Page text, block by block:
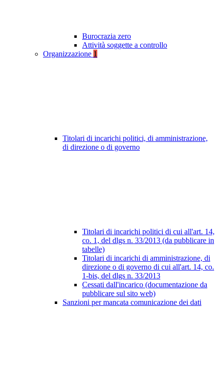
Burocrazia zero
Attività soggette a controllo
Organizzazione 1
Titolari di incarichi politici, di amministrazione,
di direzione o di governo
Titolari di incarichi politici di cui all'art. 14,
co. 1, del dlgs n. 33/2013 (da pubblicare in
tabelle)
Titolari di incarichi di amministrazione, di
direzione o di governo di cui all'art. 14, co.
1-bis, del dlgs n. 33/2013
Cessati dall'incarico (documentazione da
pubblicare sul sito web)
Sanzioni per mancata comunicazione dei dati